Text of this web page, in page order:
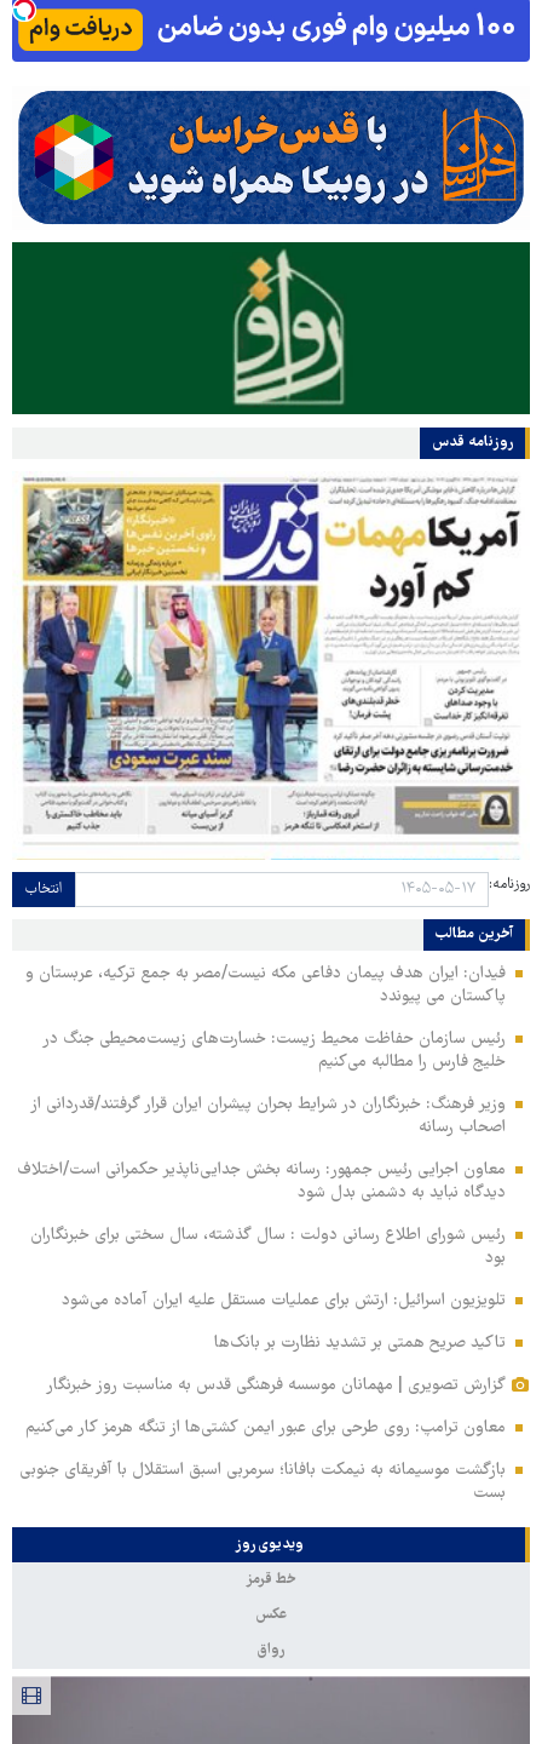
روزنامه قدس
روزنامه: انتخاب
آخرین مطالب
فیدان: ایران هدف پیمان دفاعی مکه نیست/مصر به جمع ترکیه، عربستان و
پاکستان می پیوندد
رئیس سازمان حفاظت محیط زیست: خسارت‌های زیست‌محیطی جنگ در
خلیج فارس را مطالبه‌ می‌کنیم
وزیر فرهنگ: خبرنگاران در شرایط بحران پیشران ایران قرار گرفتند/قدردانی از
اصحاب رسانه
معاون اجرایی رئیس جمهور: رسانه بخش جدایی‌ناپذیر حکمرانی است/اختلاف
دیدگاه نباید به دشمنی بدل شود
رئیس شورای اطلاع رسانی دولت : سال گذشته، سال سختی برای خبرنگاران
بود
تلویزیون اسرائیل: ارتش برای عملیات مستقل علیه ایران آماده می‌شود
تاکید صریح همتی بر تشدید نظارت بر بانک‌ها
گزارش تصویری | مهمانان موسسه فرهنگی قدس به مناسبت روز خبرنگار
معاون ترامپ: روی طرحی برای عبور ایمن کشتی‌ها از تنگه هرمز کار می‌کنیم
بازگشت موسیمانه به نیمکت بافانا؛ سرمربی اسبق استقلال با آفریقای جنوبی
بست
ویدیوی روز
خط قرمز
عکس
رواق